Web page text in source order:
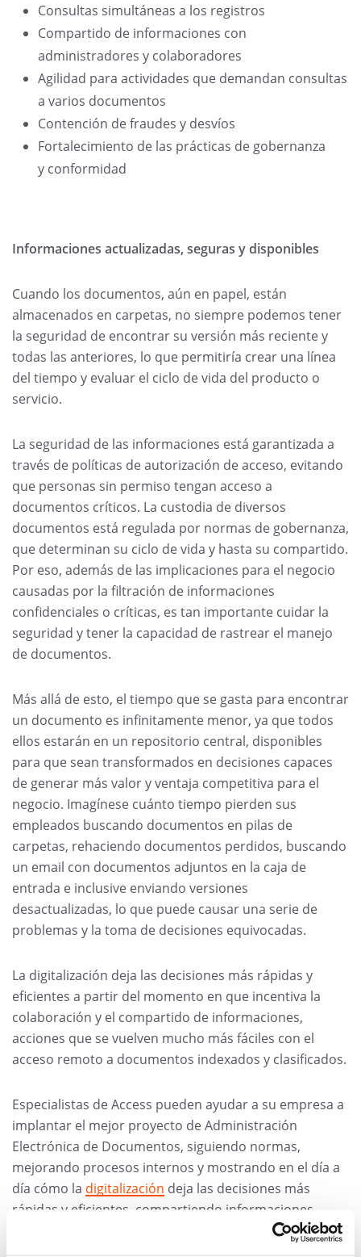
Consultas simultáneas a los registros
Compartido de informaciones con
administradores y colaboradores
Agilidad para actividades que demandan consultas
a varios documentos
Contención de fraudes y desvíos
Fortalecimiento de las prácticas de gobernanza
y conformidad
Informaciones actualizadas, seguras y disponibles
Cuando los documentos, aún en papel, están
almacenados en carpetas, no siempre podemos tener
la seguridad de encontrar su versión más reciente y
todas las anteriores, lo que permitiría crear una línea
del tiempo y evaluar el ciclo de vida del producto o
servicio.
La seguridad de las informaciones está garantizada a
través de políticas de autorización de acceso, evitando
que personas sin permiso tengan acceso a
documentos críticos. La custodia de diversos
documentos está regulada por normas de gobernanza,
que determinan su ciclo de vida y hasta su compartido.
Por eso, además de las implicaciones para el negocio
causadas por la filtración de informaciones
confidenciales o críticas, es tan importante cuidar la
seguridad y tener la capacidad de rastrear el manejo
de documentos.
Más allá de esto, el tiempo que se gasta para encontrar
un documento es infinitamente menor, ya que todos
ellos estarán en un repositorio central, disponibles
para que sean transformados en decisiones capaces
de generar más valor y ventaja competitiva para el
negocio. Imagínese cuánto tiempo pierden sus
empleados buscando documentos en pilas de
carpetas, rehaciendo documentos perdidos, buscando
un email con documentos adjuntos en la caja de
entrada e inclusive enviando versiones
desactualizadas, lo que puede causar una serie de
problemas y la toma de decisiones equivocadas.
La digitalización deja las decisiones más rápidas y
eficientes a partir del momento en que incentiva la
colaboración y el compartido de informaciones,
acciones que se vuelven mucho más fáciles con el
acceso remoto a documentos indexados y clasificados.
Especialistas de Access pueden ayudar a su empresa a
implantar el mejor proyecto de Administración
Electrónica de Documentos, siguiendo normas,
mejorando procesos internos y mostrando en el día a
día cómo la digitalización deja las decisiones más
rápidas y eficientes, compartiendo informaciones
actualizadas y relevantes para cada departamento.